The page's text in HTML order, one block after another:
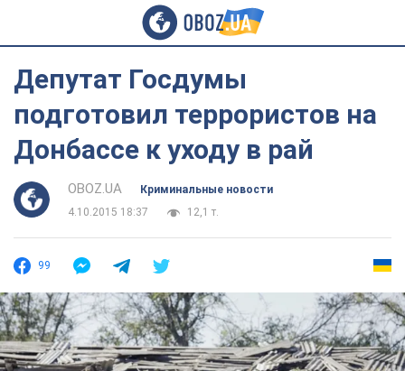
Депутат Госдумы
подготовил террористов на
Донбассе к уходу в рай
OBOZ.UA
Криминальные новости
4.10.2015 18:37
12,1 т.
99